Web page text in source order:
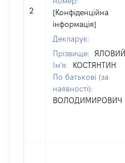
2
[Конфіденційна
інформація]
Декларує:
Прізвище:
ЯЛОВИЙ
Ім'я:
КОСТЯНТИН
По батькові (за
наявності):
ВОЛОДИМИРОВИЧ